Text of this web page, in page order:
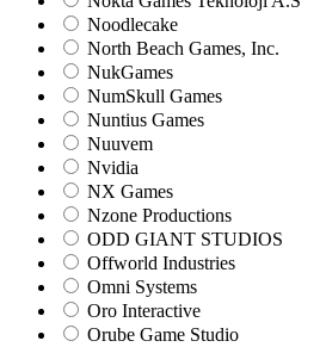
Noodlecake
North Beach Games, Inc.
NukGames
NumSkull Games
Nuntius Games
Nuuvem
Nvidia
NX Games
Nzone Productions
ODD GIANT STUDIOS
Offworld Industries
Omni Systems
Oro Interactive
Orube Game Studio